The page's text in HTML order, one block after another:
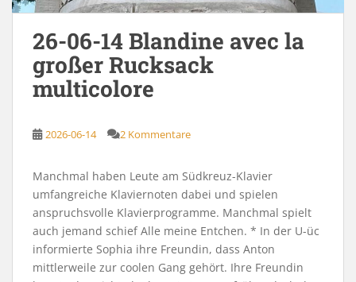
26-06-14 Blandine avec la
großer Rucksack
multicolore
2026-06-14 2 Kommentare
Manchmal haben Leute am Südkreuz-Klavier
umfangreiche Klaviernoten dabei und spielen
anspruchsvolle Klavierprogramme. Manchmal spielt
auch jemand schief Alle meine Entchen. * In der U-üc
informierte Sophia ihre Freundin, dass Anton
mittlerweile zur coolen Gang gehört. Ihre Freundin